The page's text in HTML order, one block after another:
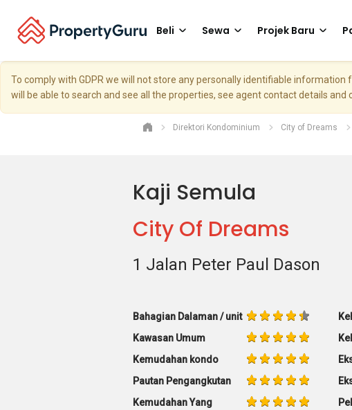
Beli Sewa Projek Baru
To comply with GDPR we will not store any personally identifiable
will be able to search and see all the properties, see agent contact details and
Direktori Kondominium City of Dreams
Kaji Semula
City Of Dreams
1 Jalan Peter Paul Dason
Bahagian Dalaman / unit
Kawasan Umum
Kemudahan kondo
Pautan Pengangkutan
Kemudahan Yang